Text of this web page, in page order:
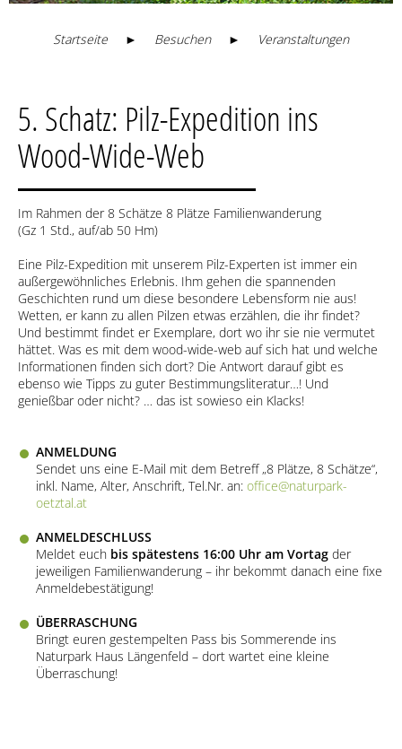
Startseite ► Besuchen ► Veranstaltungen
5. Schatz: Pilz-Expedition ins
Wood-Wide-Web
Im Rahmen der 8 Schätze 8 Plätze Familienwanderung
(Gz 1 Std., auf/ab 50 Hm)
Eine Pilz-Expedition mit unserem Pilz-Experten ist immer ein
außergewöhnliches Erlebnis. Ihm gehen die spannenden
Geschichten rund um diese besondere Lebensform nie aus!
Wetten, er kann zu allen Pilzen etwas erzählen, die ihr findet?
Und bestimmt findet er Exemplare, dort wo ihr sie nie vermutet
hättet. Was es mit dem wood-wide-web auf sich hat und welche
Informationen finden sich dort? Die Antwort darauf gibt es
ebenso wie Tipps zu guter Bestimmungsliteratur…! Und
genießbar oder nicht? … das ist sowieso ein Klacks!
ANMELDUNG
Sendet uns eine E-Mail mit dem Betreff „8 Plätze, 8 Schätze“,
inkl. Name, Alter, Anschrift, Tel.Nr. an: office@naturpark-
oetztal.at
ANMELDESCHLUSS
Meldet euch bis spätestens 16:00 Uhr am Vortag der
jeweiligen Familienwanderung – ihr bekommt danach eine fixe
Anmeldebestätigung!
ÜBERRASCHUNG
Bringt euren gestempelten Pass bis Sommerende ins
Naturpark Haus Längenfeld – dort wartet eine kleine
Überraschung!